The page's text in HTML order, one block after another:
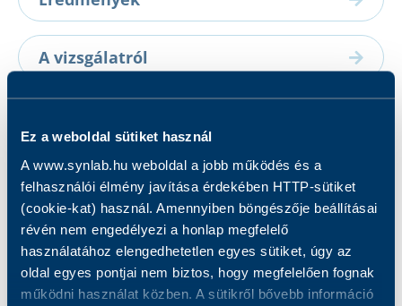
Ez a weboldal sütiket használ
A www.synlab.hu weboldal a jobb működés és a
felhasználói élmény javítása érdekében HTTP-sütiket
(cookie-kat) használ. Amennyiben böngészője beállításai
révén nem engedélyezi a honlap megfelelő
használatához elengedhetetlen egyes sütiket, úgy az
oldal egyes pontjai nem biztos, hogy megfelelően fognak
működni használat közben. A sütikről bővebb információ
A vizsgálatról
Mit vizsgálunk?
A vizsgálat során a Szolubilis transzferrin
receptor koncentrációját határozzuk meg.